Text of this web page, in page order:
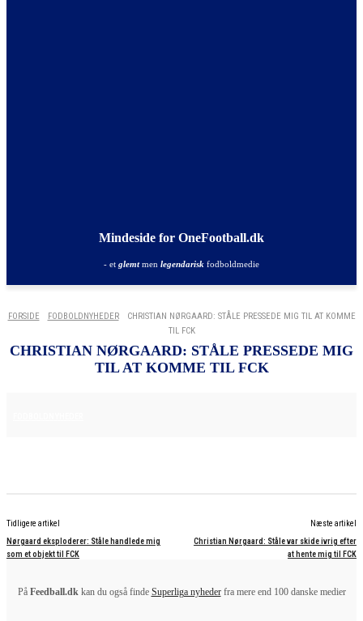
Mindeside for OneFootball.dk
- et glemtmen legendarisk fodboldmedie
FORSIDE FODBOLDNYHEDER
CHRISTIAN NØRGAARD: STÅLE PRESSEDE MIG TIL AT KOMME
TIL FCK
CHRISTIAN NØRGAARD: STÅLE PRESSEDE MIG
TIL AT KOMME TIL FCK
Tidligere artikel
Nørgaard eksploderer: Ståle handlede mig
som et objekt til FCK
Næste artikel
Christian Nørgaard: Ståle var skide ivrig efter
at hente mig til FCK
På Feedball.dkkan du også finde Superliga nyhederfra mere end 100 danske medier